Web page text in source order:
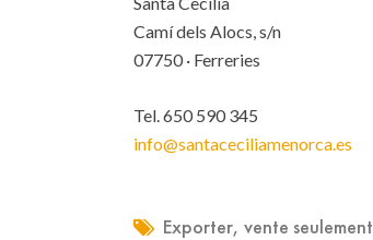
Camí dels Alocs, s/n
07750 · Ferreries
Tel. 650 590 345
info@santaceciliamenorca.es
Exporter, vente seulement